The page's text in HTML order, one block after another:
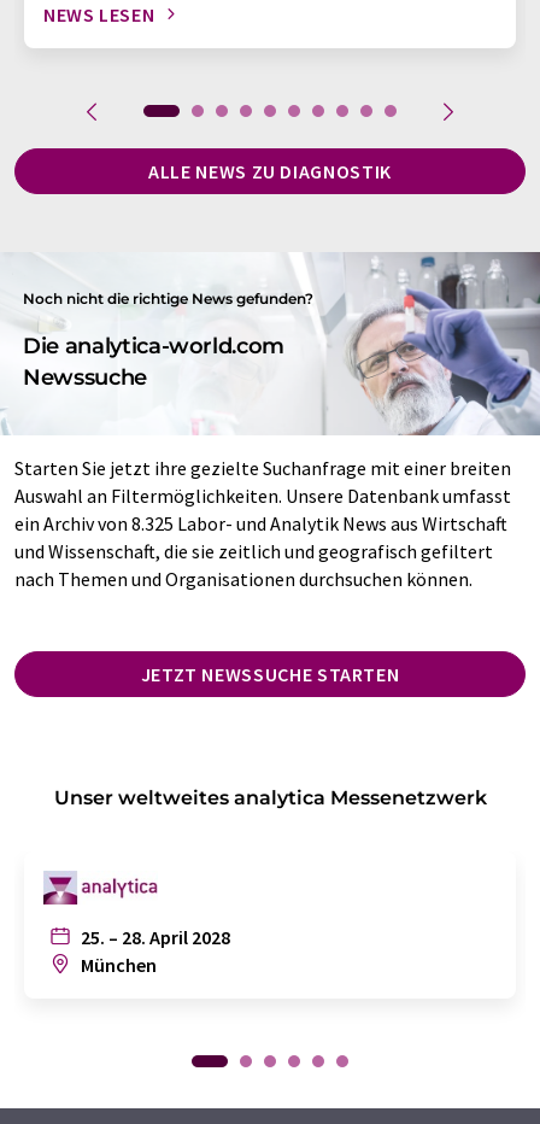
NEWS LESEN
ALLE NEWS ZU DIAGNOSTIK
Noch nicht die richtige News gefunden?
Die analytica-world.com
Newssuche
Starten Sie jetzt ihre gezielte Suchanfrage mit einer breiten
Auswahl an Filtermöglichkeiten. Unsere Datenbank umfasst
ein Archiv von 8.325 Labor- und Analytik News aus Wirtschaft
und Wissenschaft, die sie zeitlich und geografisch gefiltert
nach Themen und Organisationen durchsuchen können.
JETZT NEWSSUCHE STARTEN
Unser weltweites analytica Messenetzwerk
25. – 28. April 2028
München